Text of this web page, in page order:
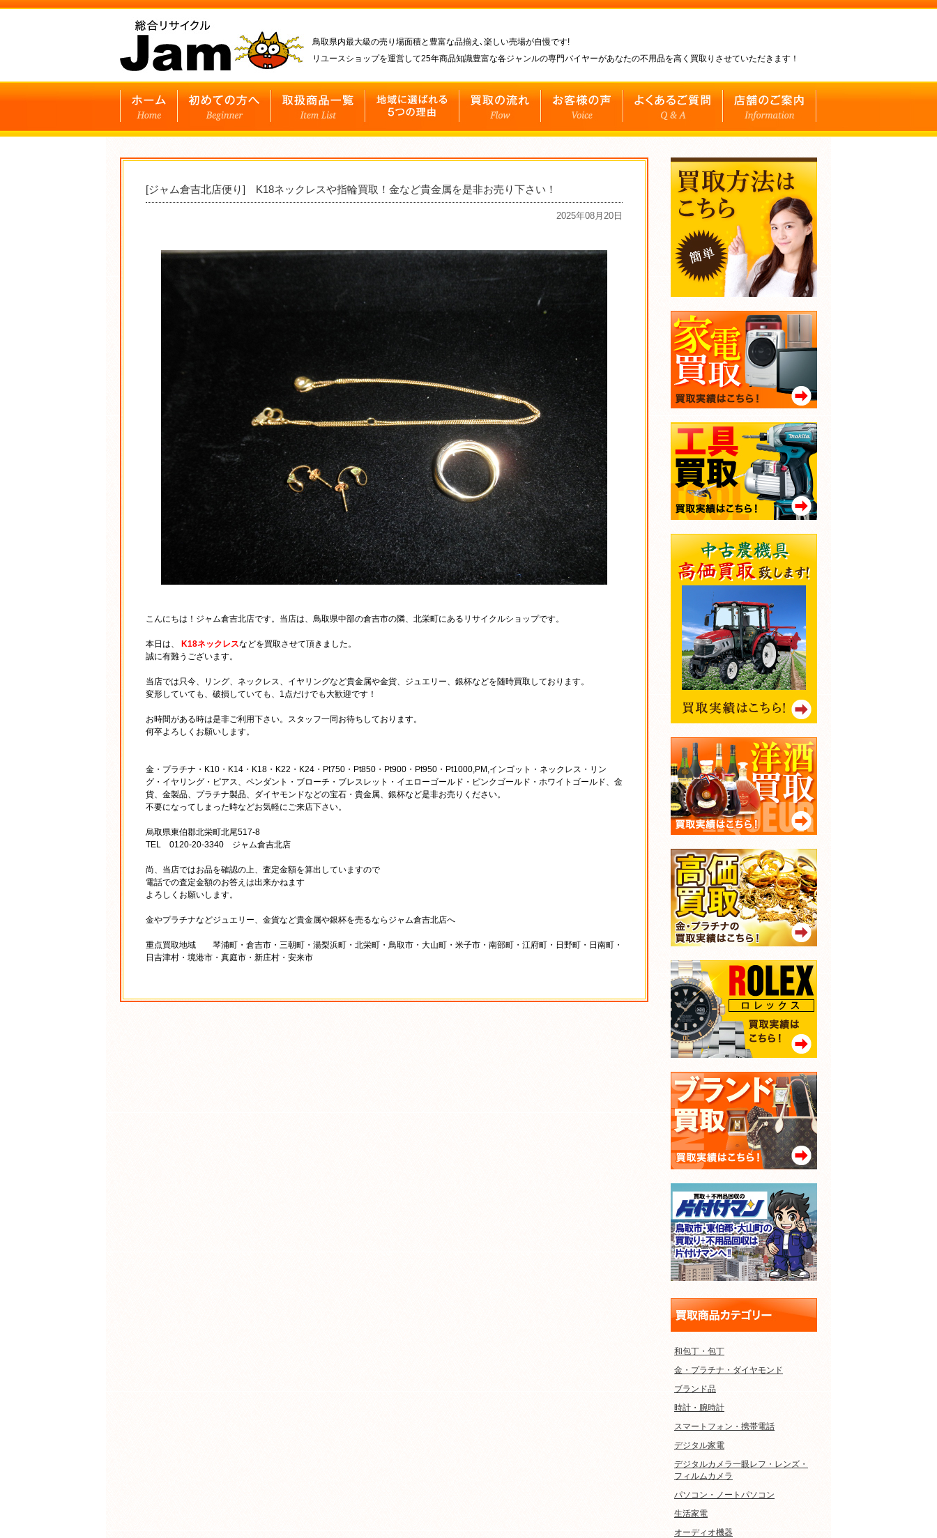
鳥取県内最大級の売り場面積と豊富な品揃え､楽しい売場が自慢です!
リユースショップを運営して25年商品知識豊富な各ジャンルの専門バイヤーがあなたの不用品を高く買取りさせていただきます！
[ジャム倉吉北店便り] K18ネックレスや指輪買取！金など貴金属を是非お売り下さい！
2025年08月20日
こんにちは！ジャム倉吉北店です。当店は、鳥取県中部の倉吉市の隣、北栄町にあるリサイクルショップです。
本日は、 K18ネックレスなどを買取させて頂きました。
誠に有難うございます。
当店では只今、リング、ネックレス、イヤリングなど貴金属や金貨、ジュエリー、銀杯などを随時買取しております。
変形していても、破損していても、1点だけでも大歓迎です！
お時間がある時は是非ご利用下さい。スタッフ一同お待ちしております。
何卒よろしくお願いします。
金・プラチナ・K10・K14・K18・K22・K24・Pt750・Pt850・Pt900・Pt950・Pt1000,PM,インゴット・ネックレス・リン
グ・イヤリング・ピアス、ペンダント・ブローチ・ブレスレット・イエローゴールド・ピンクゴールド・ホワイトゴールド、金
貨、金製品、プラチナ製品、ダイヤモンドなどの宝石・貴金属、銀杯など是非お売りください。
不要になってしまった時などお気軽にご来店下さい。
烏取県東伯郡北栄町北尾517-8
TEL 0120-20-3340 ジャム倉吉北店
尚、当店ではお品を確認の上、査定金額を算出していますので
電話での査定金額のお答えは出来かねます
よろしくお願いします。
金やプラチナなどジュエリー、金貨など貴金属や銀杯を売るならジャム倉吉北店へ
重点買取地域 琴浦町・倉吉市・三朝町・湯梨浜町・北栄町・鳥取市・大山町・米子市・南部町・江府町・日野町・日南町・
日吉津村・境港市・真庭市・新庄村・安来市
和包丁・包丁
金・プラチナ・ダイヤモンド
ブランド品
時計・腕時計
スマートフォン・携帯電話
デジタル家電
デジタルカメラ一眼レフ・レンズ・
フィルムカメラ
パソコン・ノートパソコン
生活家電
オーディオ機器